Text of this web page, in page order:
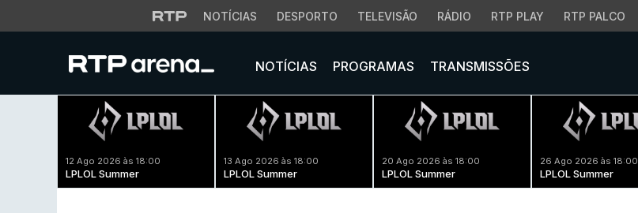
NOTÍCIAS DESPORTO TELEVISÃO RÁDIO RTP PLAY RTP PALCO
NOTÍCIAS PROGRAMAS TRANSMISSÕES
12 Ago 2026 às 18:00
LPLOL Summer
13 Ago 2026 às 18:00
LPLOL Summer
20 Ago 2026 às 18:00
LPLOL Summer
26 Ago 2026 às 18:00
LPLOL Summer